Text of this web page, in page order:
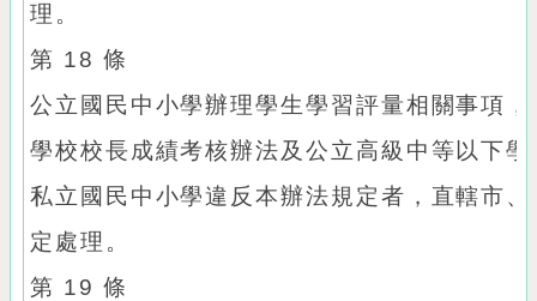
理。
第 18 條
公立國民中小學辦理學生學習評量相關事項
學校校長成績考核辦法及公立高級中等以下
私立國民中小學違反本辦法規定者，直轄市
定處理。
第 19 條